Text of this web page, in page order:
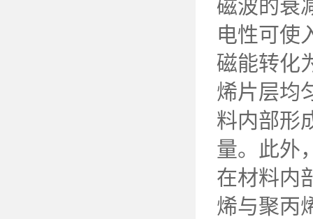
磁波的衰
电性可使
磁能转化
烯片层均
料内部形
量。此外
在材料内
烯与聚丙